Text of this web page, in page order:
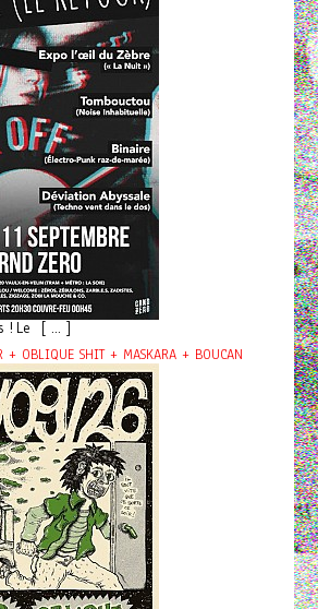
! Le [ ... ]
+ OBLIQUE SHIT + MASKARA + BOUCAN